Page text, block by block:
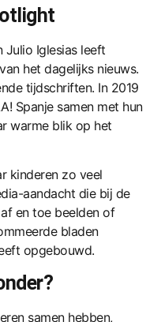
Julio Iglesias leeft
het dagelijks nieuws.
tijdschriften. In 2019
Spanje samen met hun
warme blik op het
kinderen zo veel
aandacht die bij de
en toe beelden of
bladen
opgebouwd.
samen hebben,